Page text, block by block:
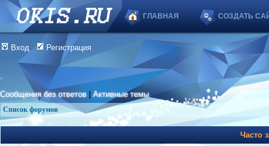
ГЛАВНАЯ СОЗДАТЬ
Вход Регистрация
Сообщения без ответов |Активные темы
Список форумов
Часто